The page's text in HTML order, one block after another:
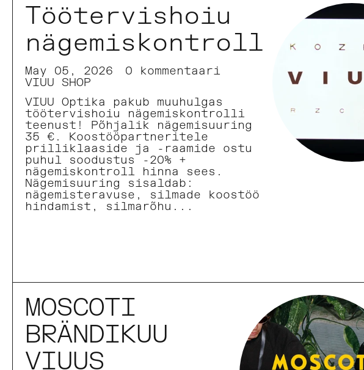
Töötervishoiu
nägemiskontroll
May 05, 2026
0 kommentaari
VIUU SHOP
VIUU Optika pakub muuhulgas
töötervishoiu nägemiskontrolli
teenust! Põhjalik nägemisuuring
35 €. Koostööpartneritele
prilliklaaside ja -raamide ostu
puhul soodustus -20% +
nägemiskontroll hinna sees.
Nägemisuuring sisaldab:
nägemisteravuse, silmade koostöö
hindamist, silmarõhu...
MOSCOTI
BRÄNDIKUU
VIUUS